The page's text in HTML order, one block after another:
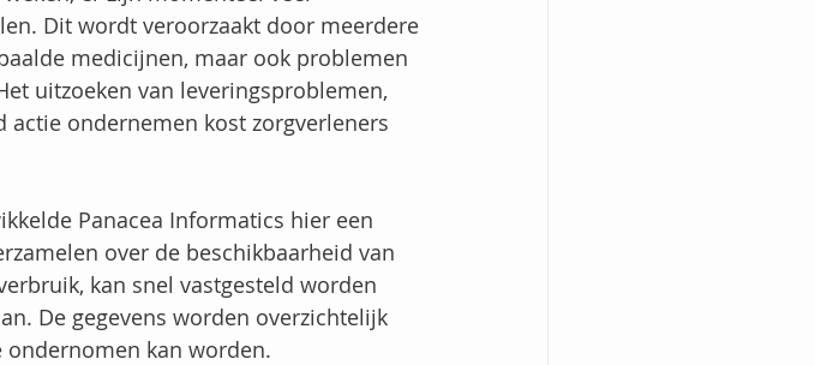
Dit wordt veroorzaakt door meerdere
medicijnen, maar ook problemen
uitzoeken van leveringsproblemen,
ondernemen kost zorgverleners
Panacea Informatics hier een
over de beschikbaarheid van
kan snel vastgesteld worden
De gegevens worden overzichtelijk
ondernomen kan worden.